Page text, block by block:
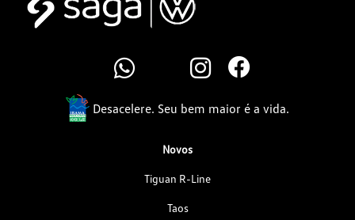
Desacelere. Seu bem maior é a vida.
Novos
Tiguan R-Line
Taos